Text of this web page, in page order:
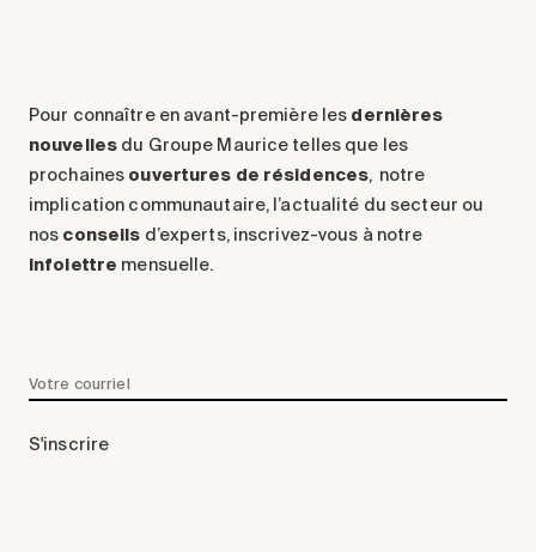
Pour connaître en avant-première les dernières
nouvelles du Groupe Maurice telles que les
prochaines ouvertures de résidences, notre
implication communautaire, l’actualité du secteur ou
nos conseils d’experts, inscrivez-vous à notre
infolettre mensuelle.
S'inscrire